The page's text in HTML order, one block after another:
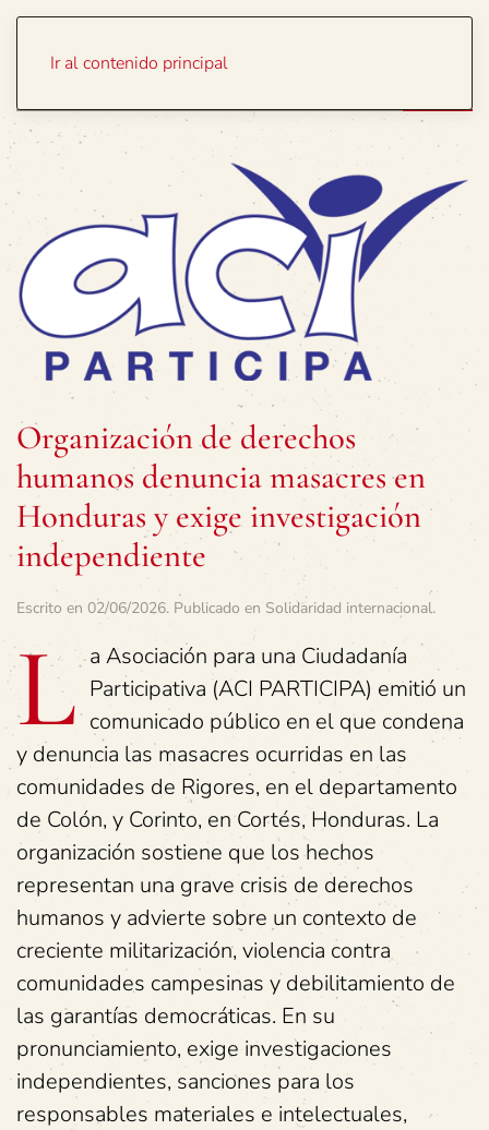
Ir al contenido principal
Organización de derechos
humanos denuncia masacres en
Honduras y exige investigación
independiente
Escrito en 02/06/2026. Publicado en Solidaridad internacional.
L a Asociación para una Ciudadanía
Participativa (ACI PARTICIPA) emitió un
comunicado público en el que condena
y denuncia las masacres ocurridas en las
comunidades de Rigores, en el departamento
de Colón, y Corinto, en Cortés, Honduras. La
organización sostiene que los hechos
representan una grave crisis de derechos
humanos y advierte sobre un contexto de
creciente militarización, violencia contra
comunidades campesinas y debilitamiento de
las garantías democráticas. En su
pronunciamiento, exige investigaciones
independientes, sanciones para los
responsables materiales e intelectuales,